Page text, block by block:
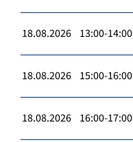
18.08.2026 13:00-14:00
18.08.2026 15:00-16:00
18.08.2026 16:00-17:00